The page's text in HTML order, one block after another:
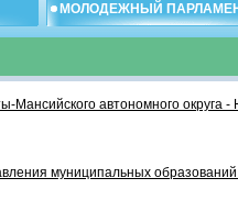
МОЛОДЕЖНЫЙ
Мансийского автономного
муниципальных